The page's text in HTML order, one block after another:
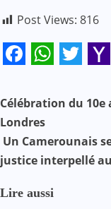
Post Views: 816
N
a
v
i
Célébration du
Londres
Un Camerounais
justice interpellé
Lire aussi